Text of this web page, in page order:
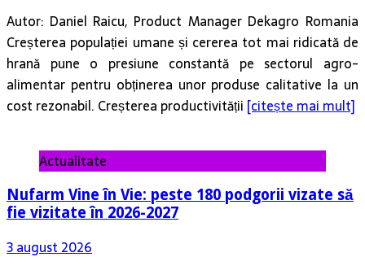
Autor: Daniel Raicu, Product Manager Dekagro Romania
Creșterea populației umane și cererea tot mai ridicată de
hrană pune o presiune constantă pe sectorul agro-
alimentar pentru obținerea unor produse calitative la un
cost rezonabil. Creșterea productivității [citește mai mult]
Actualitate
Nufarm Vine în Vie: peste 180 podgorii vizate să
fie vizitate în 2026-2027
3 august 2026